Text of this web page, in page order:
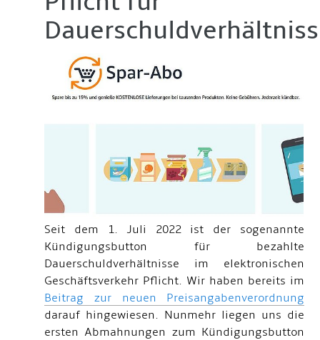
Seit dem 1. Juli 2022 ist der sogenannte
Kündigungsbutton für bezahlte
Dauerschuldverhältnisse im elektronischen
Geschäftsverkehr Pflicht. Wir haben bereits im
Beitrag zur neuen Preisangabenverordnung
darauf hingewiesen. Nunmehr liegen uns die
ersten Abmahnungen zum Kündigungsbutton